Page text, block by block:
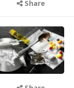
Share